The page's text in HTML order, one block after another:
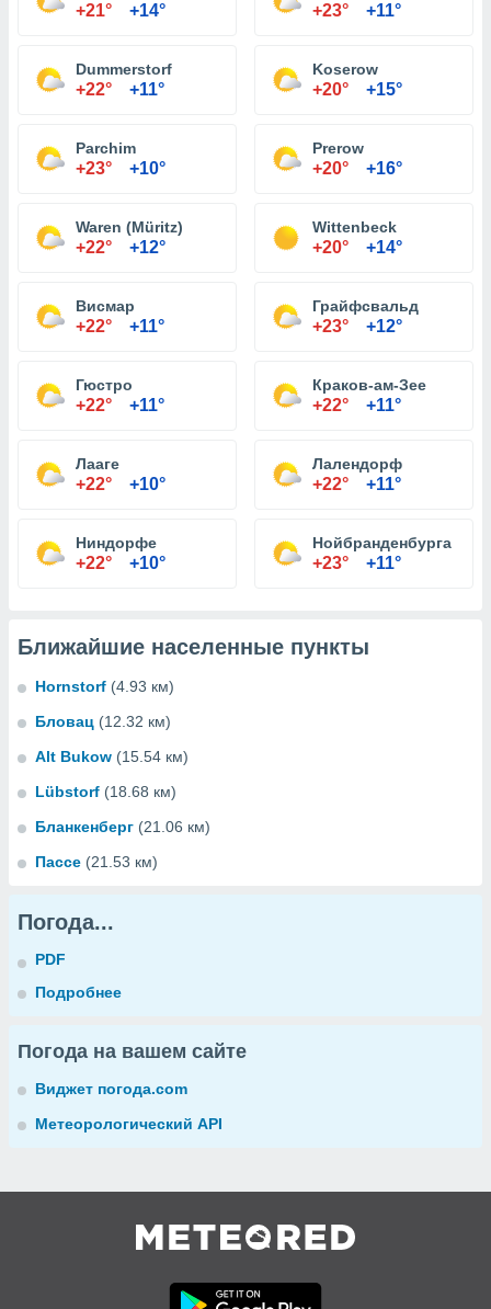
+21° +14° +23° +11°
Dummerstorf
+22° +11°
Koserow
+20° +15°
Parchim
+23° +10°
Prerow
+20° +16°
Waren (Müritz)
+22° +12°
Wittenbeck
+20° +14°
Висмар
+22° +11°
Грайфсвальд
+23° +12°
Гюстро
+22° +11°
Краков-ам-Зее
+22° +11°
Лааге
+22° +10°
Лалендорф
+22° +11°
Ниндорфе
+22° +10°
Нойбранденбурга
+23° +11°
Ближайшие населенные пункты
Hornstorf (4.93 км)
Бловац (12.32 км)
Alt Bukow (15.54 км)
Lübstorf (18.68 км)
Бланкенберг (21.06 км)
Пассе (21.53 км)
Погода...
PDF
Подробнее
Погода на вашем сайте
Виджет погода.com
Метеорологический API